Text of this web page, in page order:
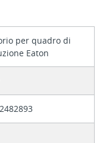
per quadro di
Eaton